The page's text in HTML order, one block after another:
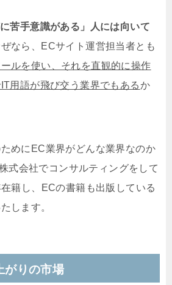
に苦手意識がある」人には向いて
なら、ECサイト運営担当者とも
ルを使い、それを直観的に操作
用語が飛び交う業界でもあるか
めにEC業界がどんな業界なのか
式会社でコンサルティングをして
籍し、ECの書籍も出版している
します。
がりの市場